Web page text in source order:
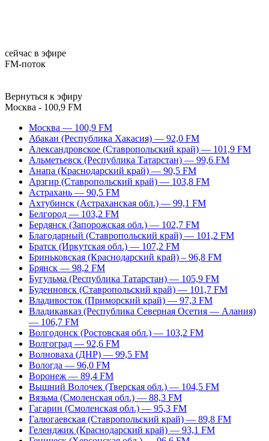
сейчас в эфире
FM-поток
Вернуться к эфиру
Москва - 100,9 FM
Москва — 100,9 FM
Абакан (Республика Хакасия) — 92,0 FM
Александровское (Ставропольский край) — 101,9 FM
Альметьевск (Республика Татарстан) — 99,6 FM
Анапа (Краснодарский край) — 90,5 FM
Арзгир (Ставропольский край) — 103,8 FM
Астрахань — 90,5 FM
Ахтубинск (Астраханская обл.) — 99,1 FM
Белгород — 103,2 FM
Бердянск (Запорожская обл.) — 102,7 FM
Благодарный (Ставропольский край) — 101,2 FM
Братск (Иркутская обл.) — 107,2 FM
Бриньковская (Краснодарский край) – 96,8 FM
Брянск — 98,2 FM
Бугульма (Республика Татарстан) — 105,9 FM
Буденновск (Ставропольский край) — 101,7 FM
Владивосток (Приморский край) — 97,3 FM
Владикавказ (Республика Северная Осетия — Алания)
— 106,7 FM
Волгодонск (Ростовская обл.) — 103,2 FM
Волгоград — 92,6 FM
Волноваха (ДНР) — 99,5 FM
Вологда — 96,0 FM
Воронеж — 89,4 FM
Вышний Волочек (Тверская обл.) — 104,5 FM
Вязьма (Смоленская обл.) — 88,3 FM
Гагарин (Смоленская обл.) — 95,3 FM
Галюгаевская (Ставропольский край) — 89,8 FM
Геленджик (Краснодарский край) — 93,1 FM